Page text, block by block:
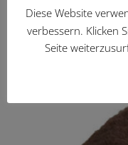
Diese Website
verbessern. Klicken
Seite